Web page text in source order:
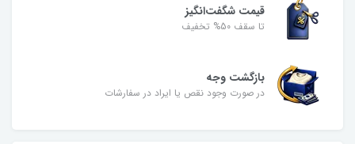
قیمت شگفت‌انگیز
تا سقف 50% تخفیف
بازگشت وجه
در صورت وجود نقص یا ایراد در سفارشات